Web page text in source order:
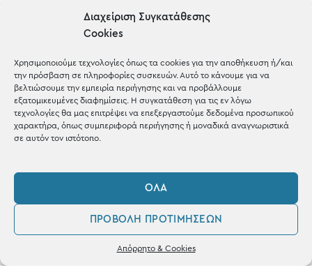
Διαχείριση Συγκατάθεσης
Cookies
Χρησιμοποιούμε τεχνολογίες όπως τα cookies για την αποθήκευση ή/και
την πρόσβαση σε πληροφορίες συσκευών. Αυτό το κάνουμε για να
βελτιώσουμε την εμπειρία περιήγησης και να προβάλλουμε
εξατομικευμένες διαφημίσεις. Η συγκατάθεση για τις εν λόγω
τεχνολογίες θα μας επιτρέψει να επεξεργαστούμε δεδομένα προσωπικού
χαρακτήρα, όπως συμπεριφορά περιήγησης ή μοναδικά αναγνωριστικά
σε αυτόν τον ιστότοπο.
ΌΛΑ
ΠΡΟΒΟΛΉ ΠΡΟΤΙΜΉΣΕΩΝ
Απόρρητο & Cookies
Gifts
Blog
Shop the look
ΚΑΤΑΣΤΗΜΑ
Σταθά 17, 38221 Βόλος
2421 217300
0